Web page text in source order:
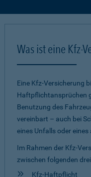
Was ist eine Kfz-
Eine Kfz-Versicherung
Haftpflichtansprüchen
Benutzung des
vereinbart – auch bei
eines Unfalls oder
Im Rahmen der Kfz-
zwischen folgenden
Kfz-Haftpflicht